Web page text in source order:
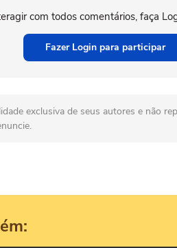
com todos comentários, faça
Fazer Login para participar
exclusiva de seus autores e não